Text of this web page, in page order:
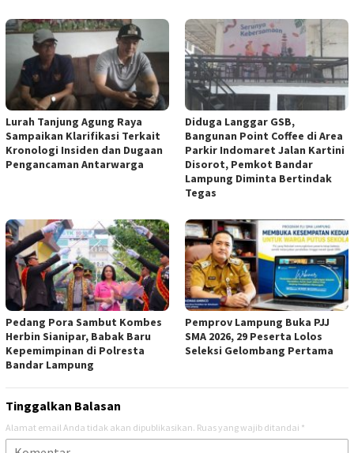
Lurah Tanjung Agung Raya
Sampaikan Klarifikasi Terkait
Kronologi Insiden dan Dugaan
Pengancaman Antarwarga
Diduga Langgar GSB,
Bangunan Point Coffee di Area
Parkir Indomaret Jalan Kartini
Disorot, Pemkot Bandar
Lampung Diminta Bertindak
Tegas
Pedang Pora Sambut Kombes
Herbin Sianipar, Babak Baru
Kepemimpinan di Polresta
Bandar Lampung
Pemprov Lampung Buka PJJ
SMA 2026, 29 Peserta Lolos
Seleksi Gelombang Pertama
Tinggalkan Balasan
Alamat email Anda tidak akan dipublikasikan. Ruas yang wajib ditandai *